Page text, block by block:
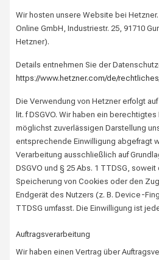
Wir hosten unsere Website bei
Online GmbH, Industriestr. 25, 91710
Hetzner).
Details entnehmen Sie der
https://www.hetzner.com/de/
Die Verwendung von Hetzner erfolgt auf
lit. f DSGVO. Wir haben ein
möglichst zuverlässigen Darstellung
entsprechende Einwilligung abgefragt
Verarbeitung ausschließlich auf
DSGVO und § 25 Abs. 1 TTDSG,
Speicherung von Cookies oder den
Endgerät des Nutzers (z. B. Device-
TTDSG umfasst. Die Einwilligung ist
Auftragsverarbeitung
Wir haben einen Vertrag über